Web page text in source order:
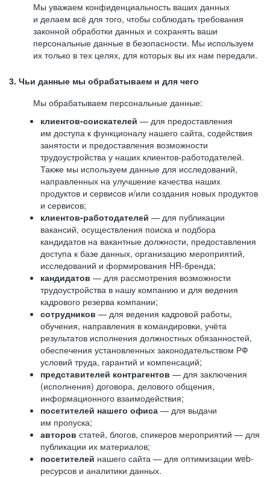
Мы уважаем конфиденциальность ваших данных
и делаем всё для того, чтобы соблюдать требования
законной обработки данных и сохранять ваши
персональные данные в безопасности. Мы используем
их только в тех целях, для которых вы их нам передали.
3. Чьи данные мы обрабатываем и для чего
Мы обрабатываем персональные данные:
клиентов-соискателей — для предоставления
им доступа к функционалу нашего сайта, содействия
занятости и предоставления возможности
трудоустройства у наших клиентов-работодателей.
Также мы используем данные для исследований,
направленных на улучшение качества наших
продуктов и сервисов и/или создания новых продуктов
и сервисов;
клиентов-работодателей — для публикации
вакансий, осуществления поиска и подбора
кандидатов на вакантные должности, предоставления
доступа к базе данных, организацию мероприятий,
исследований и формирования HR-бренда;
кандидатов — для рассмотрения возможности
трудоустройства в нашу компанию и для ведения
кадрового резерва компании;
сотрудников — для ведения кадровой работы,
обучения, направления в командировки, учёта
результатов исполнения должностных обязанностей,
обеспечения установленных законодательством РФ
условий труда, гарантий и компенсаций;
представителей контрагентов — для заключения
(исполнения) договора, делового общения,
информационного взаимодействия;
посетителей нашего офиса — для выдачи
им пропуска;
авторов статей, блогов, спикеров мероприятий — для
публикации их материалов;
посетителей нашего сайта — для оптимизации web-
ресурсов и аналитики данных.